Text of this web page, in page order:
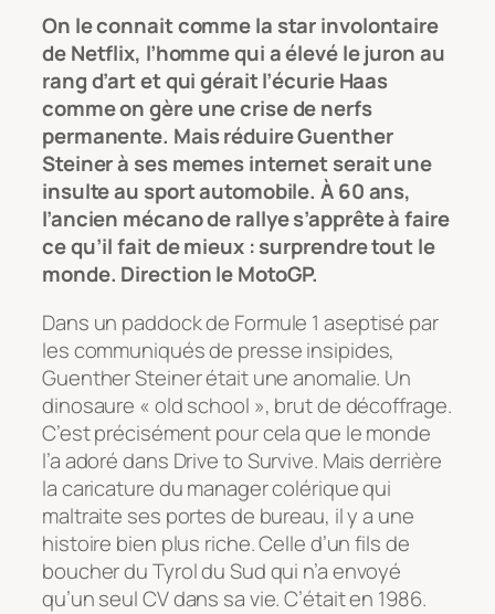
On le connait comme la star involontaire
de Netflix, l’homme qui a élevé le juron au
rang d’art et qui gérait l’écurie Haas
comme on gère une crise de nerfs
permanente. Mais réduire Guenther
Steiner à ses memes internet serait une
insulte au sport automobile. À 60 ans,
l’ancien mécano de rallye s’apprête à faire
ce qu’il fait de mieux : surprendre tout le
monde. Direction le MotoGP.
Dans un paddock de Formule 1 aseptisé par
les communiqués de presse insipides,
Guenther Steiner était une anomalie. Un
dinosaure « old school », brut de décoffrage.
C’est précisément pour cela que le monde
l’a adoré dans Drive to Survive. Mais derrière
la caricature du manager colérique qui
maltraite ses portes de bureau, il y a une
histoire bien plus riche. Celle d’un fils de
boucher du Tyrol du Sud qui n’a envoyé
qu’un seul CV dans sa vie. C’était en 1986.